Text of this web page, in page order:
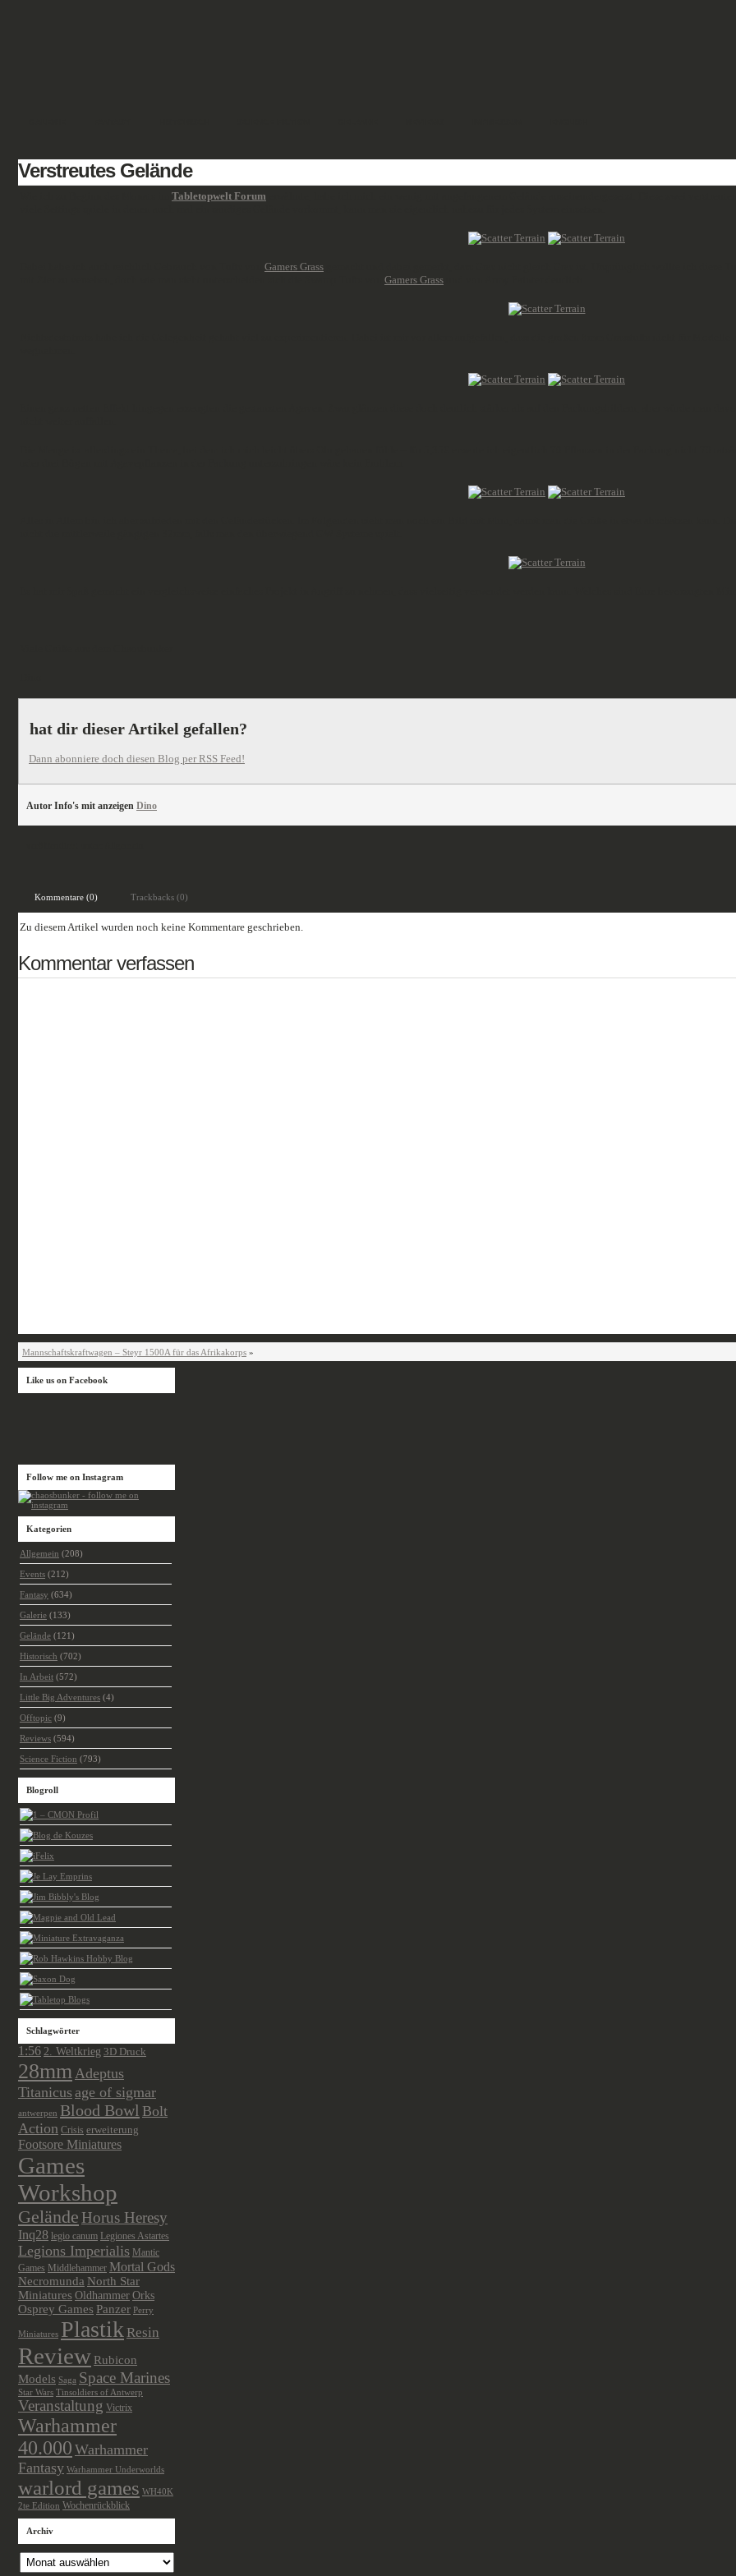
Verstreutes Gelände
Tabletopwelt Forum
Gamers Grass
Gamers Grass
hat dir dieser Artikel gefallen?
Dann abonniere doch diesen Blog per RSS Feed!
Autor Info's mit anzeigen Dino
Kommentare (0) Trackbacks (0)
Zu diesem Artikel wurden noch keine Kommentare geschrieben.
Kommentar verfassen
Mannschaftskraftwagen – Steyr 1500A für das Afrikakorps »
Like us on Facebook
Follow me on Instagram
Kategorien
Allgemein (208)
Events (212)
Fantasy (634)
Galerie (133)
Gelände (121)
Historisch (702)
In Arbeit (572)
Little Big Adventures (4)
Offtopic (9)
Reviews (594)
Science Fiction (793)
Blogroll
Schlagwörter
1:56 2. Weltkrieg 3D Druck
28mmAdeptus
Titanicusage of sigmar
antwerpen Blood Bowl Bolt
Action Crisis erweiterung
Footsore Miniatures
Games
Workshop
Gelände Horus Heresy
Inq28 legio canum Legiones Astartes
Legions Imperialis Mantic
Games Middlehammer Mortal Gods
Necromunda North Star
Miniatures Oldhammer Orks
Osprey Games Panzer Perry
Miniatures Plastik Resin
Review Rubicon
Models Saga Space Marines
Star Wars Tinsoldiers of Antwerp
Veranstaltung Victrix
Warhammer
40.000 Warhammer
Fantasy Warhammer Underworlds
warlord games WH40K
2te Edition Wochenrückblick
Archiv